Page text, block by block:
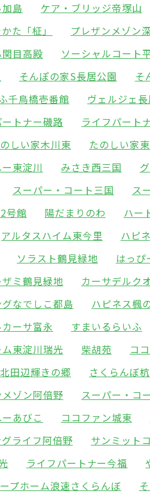
島 ケア・ブリッジ帝塚山
た「柾」 プレザンメゾン
目高殿 ソーシャルコート
そんぽの家S長居公園 そ
千鳥橋壱番館 ヴェルジェ
トナー磯路 ライフパート
しい家木川東 たのしい家
東淀川 みさき西三国
スーパー・コート三国 ス
号館 陽だまりのわ ハー
アルタスハイム東今里 ハピ
ソラスト鶴見緑地
はっぴ
ザミ鶴見緑地 カーサデルク
なでしこ都島 ハピネス楓
ーサ富永 すまいるらいふ
東淀川瑞光 柴胡苑 コ
北田辺輝きの郷 さくらんぼ
ゾン阿倍野 スーパー・コ
あびこ ココファン城東
ライフ阿倍野 サンミット
ライフパートナー今福
プホーム浪速さくらんぼ